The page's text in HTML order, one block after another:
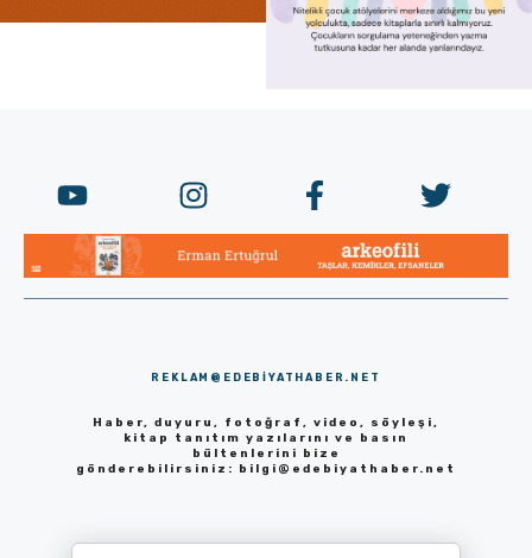
REKLAM@EDEBIYATHABER.NET
Haber, duyuru, fotoğraf, video, söyleşi,
kitap tanıtım yazılarını ve basın
bültenlerini bize
gönderebilirsiniz: bilgi@edebiyathaber.net